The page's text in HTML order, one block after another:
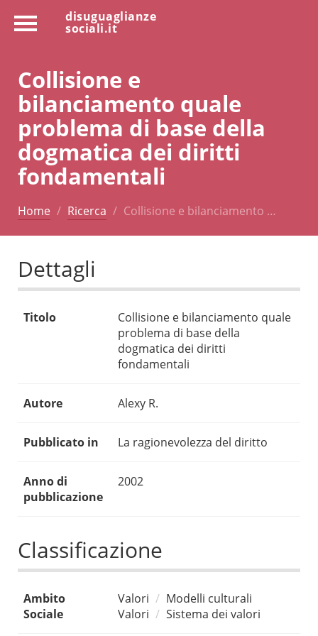
disuguaglianze
sociali.it
Collisione e
bilanciamento quale
problema di base della
dogmatica dei diritti
fondamentali
Home Ricerca Collisione e bilanciamento …
Dettagli
Titolo
Collisione e bilanciamento quale
problema di base della
dogmatica dei diritti
fondamentali
Autore Alexy R.
Pubblicato in La ragionevolezza del diritto
Anno di
pubblicazione
2002
Classificazione
Ambito
Sociale
Valori
Modelli culturali
Valori
Sistema dei valori